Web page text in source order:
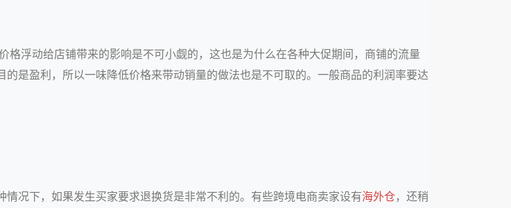
格浮动给店铺带来的影响是不可小觑的，这也是为什么在各种大促期间，商铺的流量
是盈利，所以一味降低价格来带动销量的做法也是不可取的。一般商品的利润率要达
况下，如果发生买家要求退换货是非常不利的。有些跨境电商卖家设有海外仓，还稍